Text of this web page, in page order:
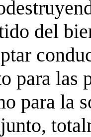
del
para las
para la